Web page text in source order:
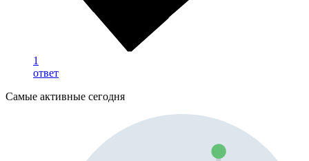
1
ответ
Самые активные сегодня